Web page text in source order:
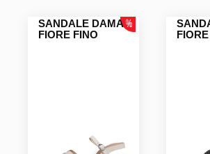
SANDALE DAMA
FIORE FINO